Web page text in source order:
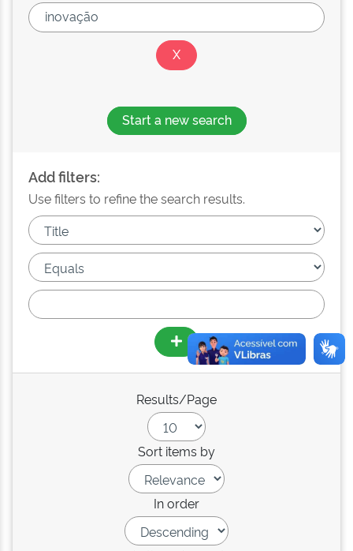
Start a new search
Add filters:
Use filters to refine the search results.
Results/Page
Sort items by
In order